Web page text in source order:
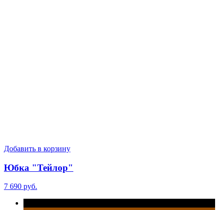
Добавить в корзину
Юбка "Тейлор"
7 690 руб.